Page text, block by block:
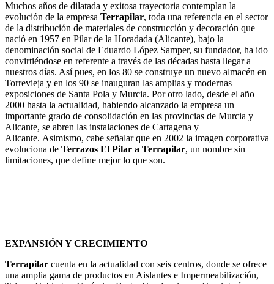
Muchos años de dilatada y exitosa trayectoria contemplan la
evolución de la empresa Terrapilar, toda una referencia en el sector
de la distribución de materiales de construcción y decoración que
nació en 1957 en Pilar de la Horadada (Alicante), bajo la
denominación social de Eduardo López Samper, su fundador, ha ido
convirtiéndose en referente a través de las décadas hasta llegar a
nuestros días. Así pues, en los 80 se construye un nuevo almacén en
Torrevieja y en los 90 se inauguran las amplias y modernas
exposiciones de Santa Pola y Murcia. Por otro lado, desde el año
2000 hasta la actualidad, habiendo alcanzado la empresa un
importante grado de consolidación en las provincias de Murcia y
Alicante, se abren las instalaciones de Cartagena y
Alicante. Asimismo, cabe señalar que en 2002 la imagen corporativa
evoluciona de Terrazos El Pilar a Terrapilar, un nombre sin
limitaciones, que define mejor lo que son.
EXPANSIÓN Y CRECIMIENTO
Terrapilar cuenta en la actualidad con seis centros, donde se ofrece
una amplia gama de productos en Aislantes e Impermeabilización,